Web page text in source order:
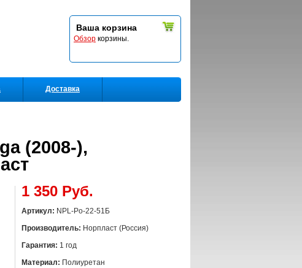
Ваша корзина
Обзор корзины.
(2008-),
1 350 Руб.
Артикул: NPL-Po-22-51Б
Производитель: Норпласт (Россия)
Гарантия: 1 год
Материал: Полиуретан
Доставка